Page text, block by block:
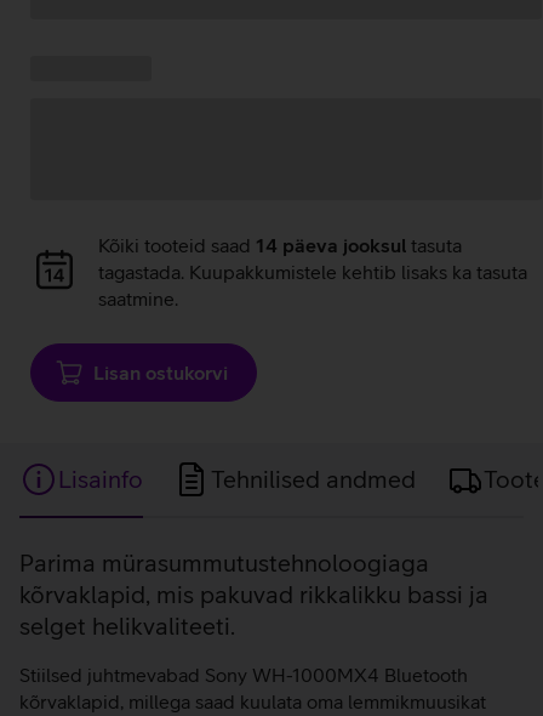
Andmete
laadimine
Kõiki tooteid saad 14 päeva jooksul tasuta
tagastada. Kuupakkumistele kehtib lisaks ka tasuta
saatmine.
Lisan ostukorvi
Lisainfo Tehnilised andmed
Lisainfo
Parima mürasummutustehnoloogiaga
kõrvaklapid, mis pakuvad rikkalikku bassi ja
selget helikvaliteeti.
Stiilsed juhtmevabad Sony WH-1000MX4 Bluetooth
kõrvaklapid, millega saad kuulata oma lemmikmuusikat